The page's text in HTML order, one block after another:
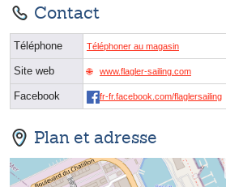
Contact
Téléphone Téléphoner au magasin
Site web www.flagler-sailing.com
Facebook fr-fr.facebook.com/flaglersailing
Plan et adresse